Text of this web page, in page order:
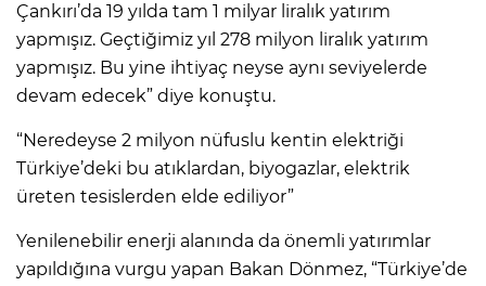
Çankırı’da 19 yılda tam 1 milyar liralık yatırım
yapmışız. Geçtiğimiz yıl 278 milyon liralık yatırım
yapmışız. Bu yine ihtiyaç neyse aynı seviyelerde
devam edecek” diye konuştu.
“Neredeyse 2 milyon nüfuslu kentin elektriği
Türkiye’deki bu atıklardan, biyogazlar, elektrik
üreten tesislerden elde ediliyor”
Yenilenebilir enerji alanında da önemli yatırımlar
yapıldığına vurgu yapan Bakan Dönmez, “Türkiye’de